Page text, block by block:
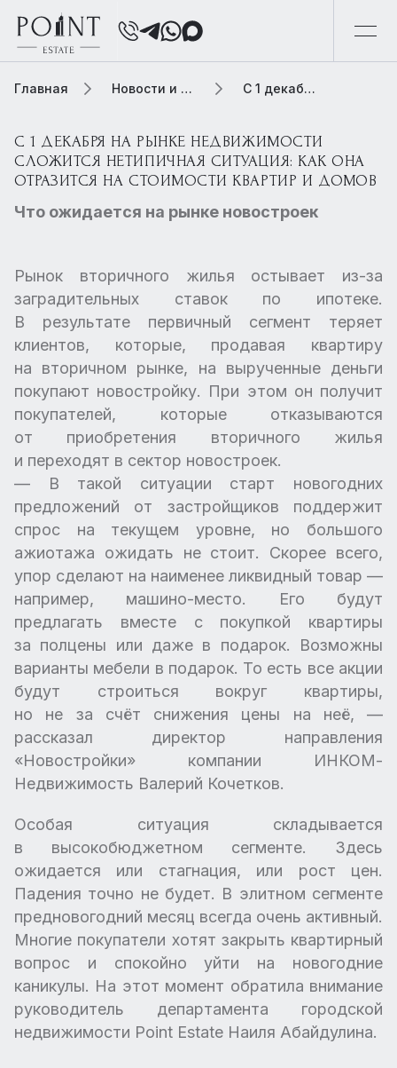
Главная Новости и обзоры С 1 декабря на рынке недвижимости сложится нетипичная ситуация: как она отразится на стоимости квартир и домов
С 1 ДЕКАБРЯ НА РЫНКЕ НЕДВИЖИМОСТИ
СЛОЖИТСЯ НЕТИПИЧНАЯ СИТУАЦИЯ: КАК ОНА
ОТРАЗИТСЯ НА СТОИМОСТИ КВАРТИР И ДОМОВ
Что ожидается на рынке новостроек
Рынок вторичного жилья остывает из-за
заградительных ставок по ипотеке.
В результате первичный сегмент теряет
клиентов, которые, продавая квартиру
на вторичном рынке, на вырученные деньги
покупают новостройку. При этом он получит
покупателей, которые отказываются
от приобретения вторичного жилья
и переходят в сектор новостроек.
— В такой ситуации старт новогодних
предложений от застройщиков поддержит
спрос на текущем уровне, но большого
ажиотажа ожидать не стоит. Скорее всего,
упор сделают на наименее ликвидный товар —
например, машино-место. Его будут
предлагать вместе с покупкой квартиры
за полцены или даже в подарок. Возможны
варианты мебели в подарок. То есть все акции
будут строиться вокруг квартиры,
но не за счёт снижения цены на неё, —
рассказал директор направления
«Новостройки» компании ИНКОМ-
Недвижимость Валерий Кочетков.
Особая ситуация складывается
в высокобюджетном сегменте. Здесь
ожидается или стагнация, или рост цен.
Падения точно не будет. В элитном сегменте
предновогодний месяц всегда очень активный.
Многие покупатели хотят закрыть квартирный
вопрос и спокойно уйти на новогодние
каникулы. На этот момент обратила внимание
руководитель департамента городской
недвижимости Point Estate Наиля Абайдулина.